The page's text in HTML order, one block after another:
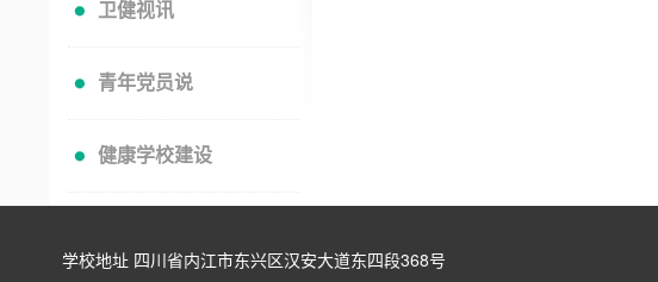
卫健视讯
青年党员说
健康学校建设
学校地址 四川省内江市东兴区汉安大道东四段368号